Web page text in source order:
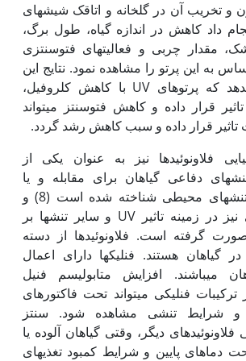
و تخریب آن در گلخانه و اتاقک شیشه­ای
داد کاهش در اندازه گیاه، طول برگ،
مقدار چربی و فعالیت­های فتوسنتزی
به این پرتو را مشاهده نمود. نتایج این
پژوهش نشان می­دهد که پرتوهای UV با کاهش کلروفیل،
قرار داده و کاهش فتوسنتز می­تواند
تاثیر قرار داده و سبب کاهش رشد گردد.
فلاونوئیدها نیز به عنوان یکی از
دفاعی گیاهان برای مقابله و یا
سازش در برابر تنش­های محیطی شناخته شده است (8) و
مطالعات بسیاری نیز در زمینه تاثیر UV و سایر تنش­ها بر
گرفته است. فلاونوئیدها از دسته
در گیاهان هستند. فنلیک­ها دارای اعمال
می­باشند. افزایش متابولیسم فنیل
ترکیبات فنلیکی می‏تواند تحت فاکتورهای
شرایط تنشی مشاهده شود. سنتز
فلاونوئیدهای دیگر، وقتی گیاهان آلوده یا
دماهای پایین و شرایط کمبود تغذیه­ای